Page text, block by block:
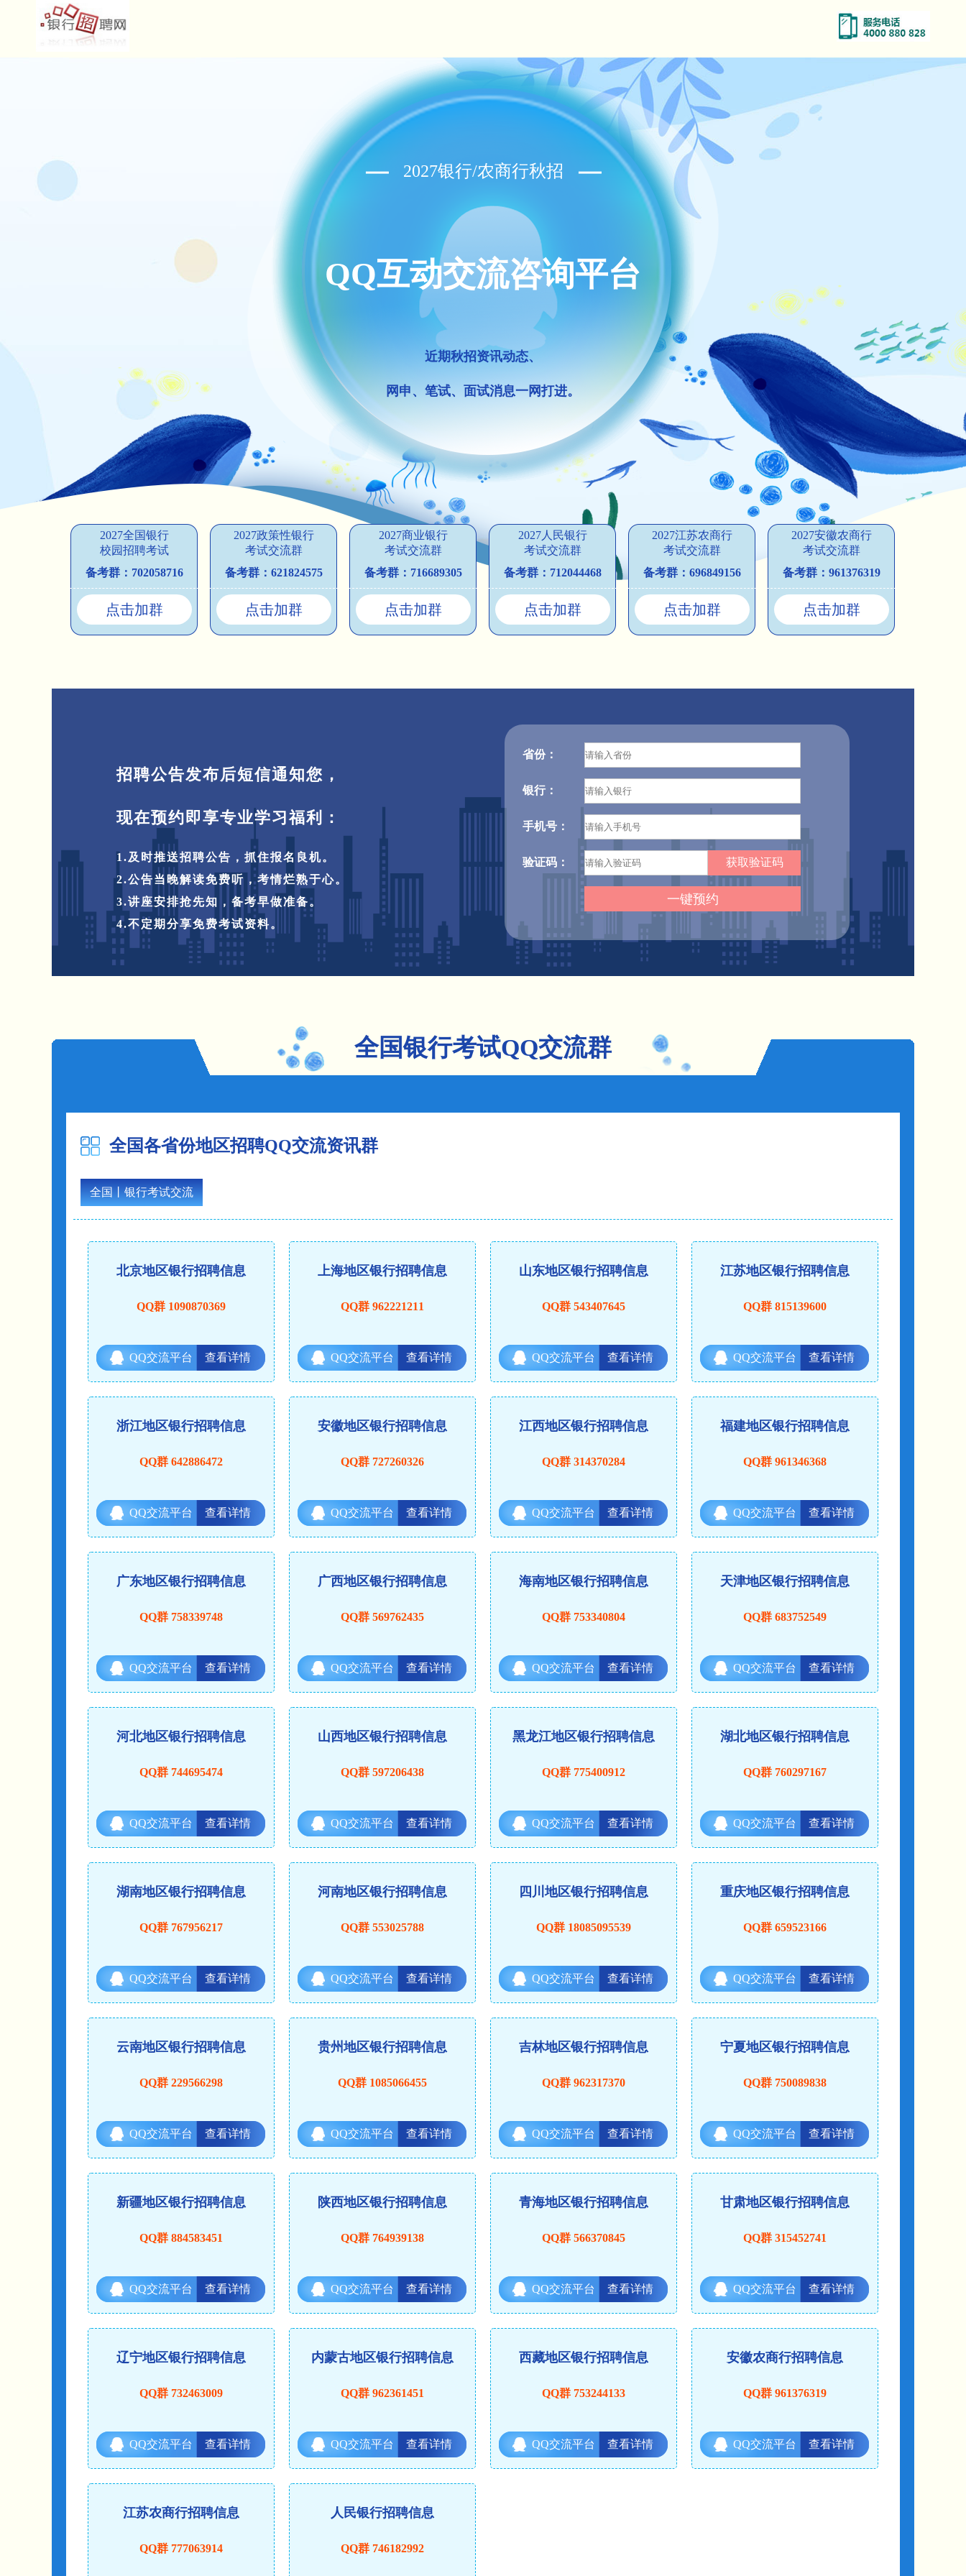
2027银行/农商行秋招
QQ互动交流咨询平台
近期秋招资讯动态、
网申、笔试、面试消息一网打进。
2027全国银行
校园招聘考试
备考群：702058716
点击加群
2027政策性银行
考试交流群
备考群：621824575
点击加群
2027商业银行
考试交流群
备考群：716689305
点击加群
2027人民银行
考试交流群
备考群：712044468
点击加群
2027江苏农商行
考试交流群
备考群：696849156
点击加群
2027安徽农商行
考试交流群
备考群：961376319
点击加群
招聘公告发布后短信通知您，
现在预约即享专业学习福利：
1.及时推送招聘公告，抓住报名良机。
2.公告当晚解读免费听，考情烂熟于心。
3.讲座安排抢先知，备考早做准备。
4.不定期分享免费考试资料。
省份：
银行：
手机号：
验证码：
全国银行考试QQ交流群
全国各省份地区招聘QQ交流资讯群
全国丨银行考试交流
北京地区银行招聘信息
QQ群 1090870369
QQ交流平台 查看详情
上海地区银行招聘信息
QQ群 962221211
QQ交流平台 查看详情
山东地区银行招聘信息
QQ群 543407645
QQ交流平台 查看详情
江苏地区银行招聘信息
QQ群 815139600
QQ交流平台 查看详情
浙江地区银行招聘信息
QQ群 642886472
QQ交流平台 查看详情
安徽地区银行招聘信息
QQ群 727260326
QQ交流平台 查看详情
江西地区银行招聘信息
QQ群 314370284
QQ交流平台 查看详情
福建地区银行招聘信息
QQ群 961346368
QQ交流平台 查看详情
广东地区银行招聘信息
QQ群 758339748
QQ交流平台 查看详情
广西地区银行招聘信息
QQ群 569762435
QQ交流平台 查看详情
海南地区银行招聘信息
QQ群 753340804
QQ交流平台 查看详情
天津地区银行招聘信息
QQ群 683752549
QQ交流平台 查看详情
河北地区银行招聘信息
QQ群 744695474
QQ交流平台 查看详情
山西地区银行招聘信息
QQ群 597206438
QQ交流平台 查看详情
黑龙江地区银行招聘信息
QQ群 775400912
QQ交流平台 查看详情
湖北地区银行招聘信息
QQ群 760297167
QQ交流平台 查看详情
湖南地区银行招聘信息
QQ群 767956217
QQ交流平台 查看详情
河南地区银行招聘信息
QQ群 553025788
QQ交流平台 查看详情
四川地区银行招聘信息
QQ群 18085095539
QQ交流平台 查看详情
重庆地区银行招聘信息
QQ群 659523166
QQ交流平台 查看详情
云南地区银行招聘信息
QQ群 229566298
QQ交流平台 查看详情
贵州地区银行招聘信息
QQ群 1085066455
QQ交流平台 查看详情
吉林地区银行招聘信息
QQ群 962317370
QQ交流平台 查看详情
宁夏地区银行招聘信息
QQ群 750089838
QQ交流平台 查看详情
新疆地区银行招聘信息
QQ群 884583451
QQ交流平台 查看详情
陕西地区银行招聘信息
QQ群 764939138
QQ交流平台 查看详情
青海地区银行招聘信息
QQ群 566370845
QQ交流平台 查看详情
甘肃地区银行招聘信息
QQ群 315452741
QQ交流平台 查看详情
辽宁地区银行招聘信息
QQ群 732463009
QQ交流平台 查看详情
内蒙古地区银行招聘信息
QQ群 962361451
QQ交流平台 查看详情
西藏地区银行招聘信息
QQ群 753244133
QQ交流平台 查看详情
安徽农商行招聘信息
QQ群 961376319
QQ交流平台 查看详情
江苏农商行招聘信息
QQ群 777063914
人民银行招聘信息
QQ群 746182992